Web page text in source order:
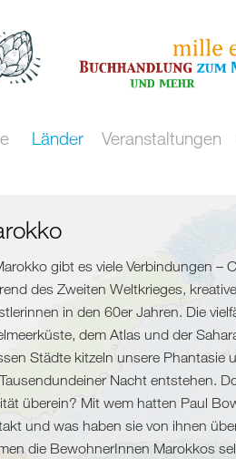
Länder
Mittelmeer
Meer
mehr
Flucht
und
Malta
Algerien
Tunesien
Libyen
Spanien
Frankreich
Italien
Veranstaltungen
gibt es viele Verbindungen –
des Zweiten Weltkrieges,
in den 60er Jahren. Die
dem Atlas und der
Städte kitzeln unsere Phantasie
Nacht entstehen.
überein? Mit wem hatten Paul
und was haben sie von ihnen
die BewohnerInnen Marokkos